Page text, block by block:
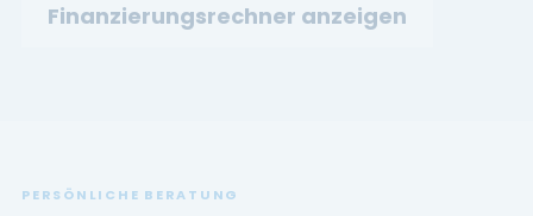
Finanzierungsrechner anzeigen
PERSÖNLICHE BERATUNG